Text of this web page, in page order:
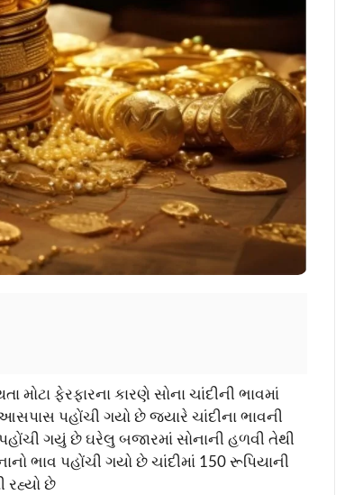
મોટા ફેરફારના કારણે સોના ચાંદીની ભાવમાં
પહોંચી ગયો છે જ્યારે ચાંદીના ભાવની
ગયું છે ઘરેલુ બજારમાં સોનાની હળવી તેથી
ભાવ પહોંચી ગયો છે ચાંદીમાં 150 રૂપિયાની
રહ્યો છે